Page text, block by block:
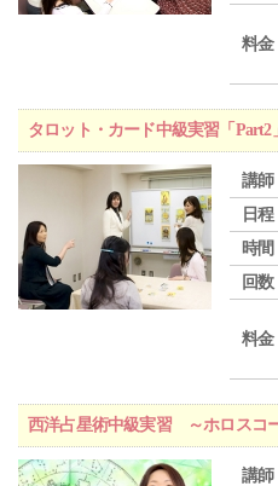
料金
タロット・カード中級実習「
講師
日程
時間
回数
料金
西洋占星術中級実習 ～ホロスコ
講師